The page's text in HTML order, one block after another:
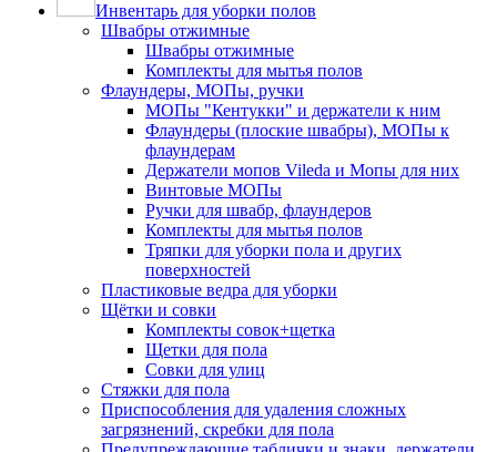
Инвентарь для уборки полов
Швабры отжимные
Швабры отжимные
Комплекты для мытья полов
Флаундеры, МОПы, ручки
МОПы "Кентукки" и держатели к ним
Флаундеры (плоские швабры), МОПы к
флаундерам
Держатели мопов Vileda и Мопы для них
Винтовые МОПы
Ручки для швабр, флаундеров
Комплекты для мытья полов
Тряпки для уборки пола и других
поверхностей
Пластиковые ведра для уборки
Щётки и совки
Комплекты совок+щетка
Щетки для пола
Совки для улиц
Стяжки для пола
Приспособления для удаления сложных
загрязнений, скребки для пола